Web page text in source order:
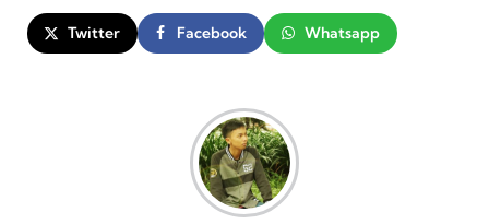
Twitter Facebook Whatsapp